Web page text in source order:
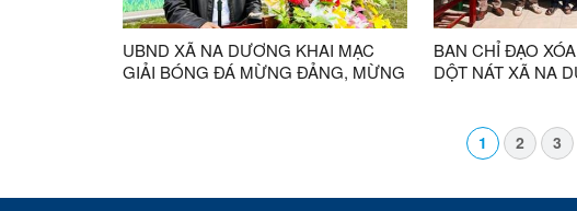
UBND XÃ NA DƯƠNG KHAI MẠC
GIẢI BÓNG ĐÁ MỪNG ĐẢNG, MỪNG
BAN CHỈ ĐẠO
DỘT NÁT XÃ NA
1 2 3